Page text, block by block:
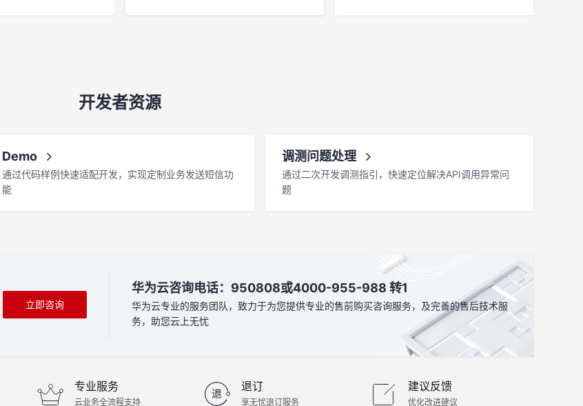
开发者资源
Demo
通过代码样例快速适配开发，实现定制业务发送短信功
能
调测问题处理
通过二次开发调测指引，快速定位解决API调用异常问
题
立即咨询
华为云咨询电话：950808或4000-955-988 转1
华为云专业的服务团队，致力于为您提供专业的售前购买咨询服务，及完善的售后技术服
务，助您云上无忧
专业服务
云业务全流程支持
退订
享无忧退订服务
建议反馈
优化改进建议